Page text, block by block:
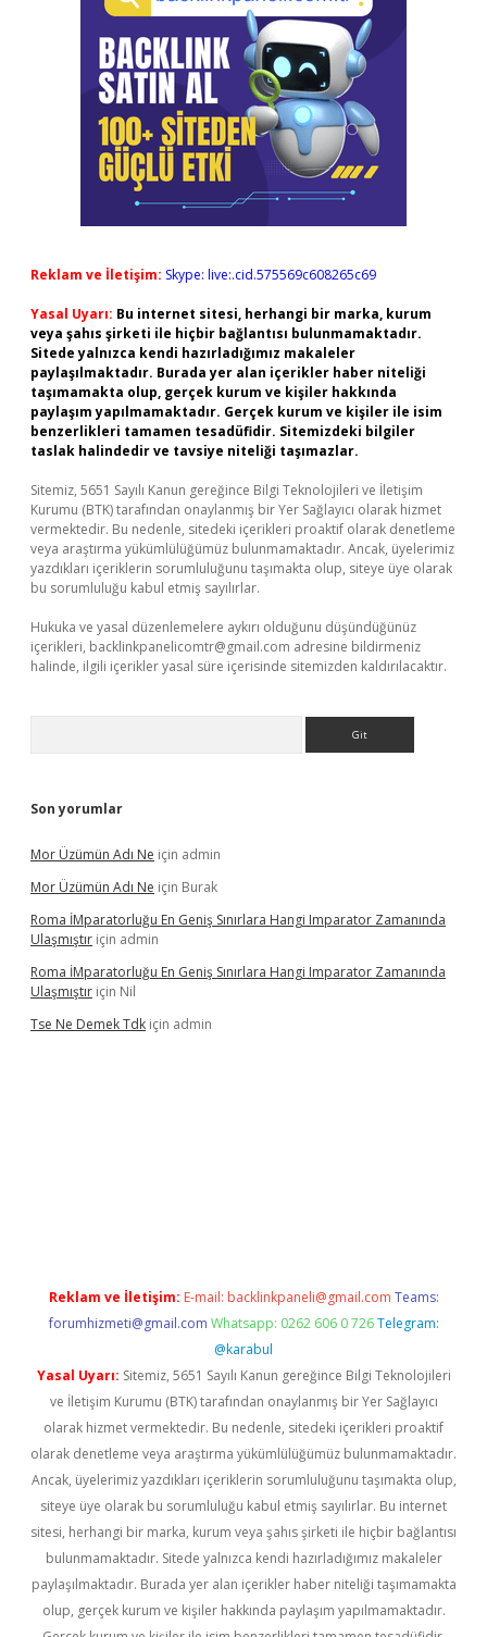
Reklam ve İletişim: Skype: live:.cid.575569c608265c69
Yasal Uyarı: Bu internet sitesi, herhangi bir marka, kurum
veya şahıs şirketi ile hiçbir bağlantısı bulunmamaktadır.
Sitede yalnızca kendi hazırladığımız makaleler
paylaşılmaktadır. Burada yer alan içerikler haber niteliği
taşımamakta olup, gerçek kurum ve kişiler hakkında
paylaşım yapılmamaktadır. Gerçek kurum ve kişiler ile isim
benzerlikleri tamamen tesadüfidir. Sitemizdeki bilgiler
taslak halindedir ve tavsiye niteliği taşımazlar.
Sitemiz, 5651 Sayılı Kanun gereğince Bilgi Teknolojileri ve İletişim
Kurumu (BTK) tarafından onaylanmış bir Yer Sağlayıcı olarak hizmet
vermektedir. Bu nedenle, sitedeki içerikleri proaktif olarak denetleme
veya araştırma yükümlülüğümüz bulunmamaktadır. Ancak, üyelerimiz
yazdıkları içeriklerin sorumluluğunu taşımakta olup, siteye üye olarak
bu sorumluluğu kabul etmiş sayılırlar.
Hukuka ve yasal düzenlemelere aykırı olduğunu düşündüğünüz
içerikleri, backlinkpanelicomtr@gmail.com adresine bildirmeniz
halinde, ilgili içerikler yasal süre içerisinde sitemizden kaldırılacaktır.
Son yorumlar
Mor Üzümün Adı Ne için admin
Mor Üzümün Adı Ne için Burak
Roma İMparatorluğu En Geniş Sınırlara Hangi Imparator Zamanında
Ulaşmıştır için admin
Roma İMparatorluğu En Geniş Sınırlara Hangi Imparator Zamanında
Ulaşmıştır için Nil
Tse Ne Demek Tdk için admin
Reklam ve İletişim: E-mail: backlinkpaneli@gmail.com Teams:
forumhizmeti@gmail.com Whatsapp: 0262 606 0 726 Telegram:
@karabul
Yasal Uyarı: Sitemiz, 5651 Sayılı Kanun gereğince Bilgi Teknolojileri
ve İletişim Kurumu (BTK) tarafından onaylanmış bir Yer Sağlayıcı
olarak hizmet vermektedir. Bu nedenle, sitedeki içerikleri proaktif
olarak denetleme veya araştırma yükümlülüğümüz bulunmamaktadır.
Ancak, üyelerimiz yazdıkları içeriklerin sorumluluğunu taşımakta olup,
siteye üye olarak bu sorumluluğu kabul etmiş sayılırlar. Bu internet
sitesi, herhangi bir marka, kurum veya şahıs şirketi ile hiçbir bağlantısı
bulunmamaktadır. Sitede yalnızca kendi hazırladığımız makaleler
paylaşılmaktadır. Burada yer alan içerikler haber niteliği taşımamakta
olup, gerçek kurum ve kişiler hakkında paylaşım yapılmamaktadır.